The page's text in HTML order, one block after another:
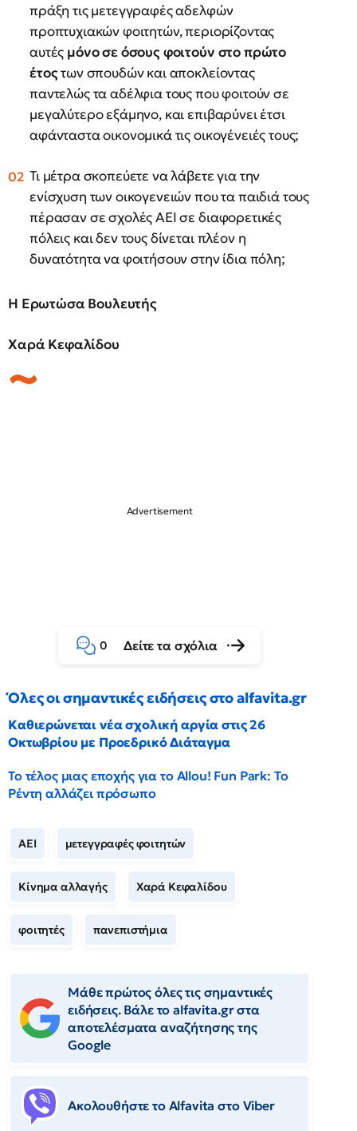
πράξη τις μετεγγραφές αδελφών
προπτυχιακών φοιτητών, περιορίζοντας
αυτές μόνο σε όσους φοιτούν στο πρώτο
έτοςτων σπουδών και αποκλείοντας
παντελώς τα αδέλφια τους που φοιτούν σε
μεγαλύτερο εξάμηνο, και επιβαρύνει έτσι
αφάνταστα οικονομικά τις οικογένειές τους;
Τι μέτρα σκοπεύετε να λάβετε για την
ενίσχυση των οικογενειών που τα παιδιά τους
πέρασαν σε σχολές ΑΕΙ σε διαφορετικές
πόλεις και δεν τους δίνεται πλέον η
δυνατότητα να φοιτήσουν στην ίδια πόλη;
Η Ερωτώσα Βουλευτής
Χαρά Κεφαλίδου
0 Δείτε τα σχόλια
Όλες οι σημαντικές ειδήσεις στο alfavita.gr
Καθιερώνεται νέα σχολική αργία στις 26
Οκτωβρίου με Προεδρικό Διάταγμα
Το τέλος μιας εποχής για το Allou! Fun Park: Το
Ρέντη αλλάζει πρόσωπο
ΑΕΙ μετεγγραφές φοιτητών
Κίνημα αλλαγής Χαρά Κεφαλίδου
φοιτητές πανεπιστήμια
Μάθε πρώτος όλες τις σημαντικές
ειδήσεις. Βάλε το alfavita.gr στα
αποτελέσματα αναζήτησης της
Google
Ακολουθήστε το Αlfavita στο Viber